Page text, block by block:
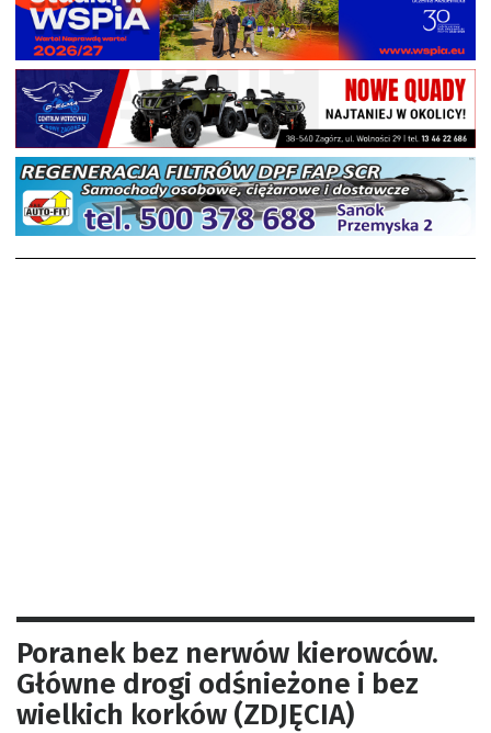
Poranek bez nerwów kierowców.
Główne drogi odśnieżone i bez
wielkich korków (ZDJĘCIA)